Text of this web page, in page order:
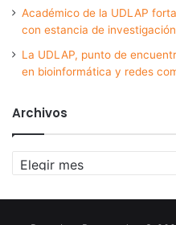
Académico de la UDLAP
con estancia de
La UDLAP, punto de
en bioinformática y redes
Archivos
Archivos